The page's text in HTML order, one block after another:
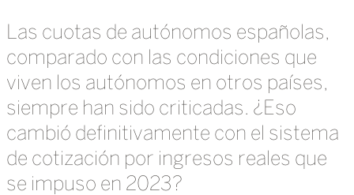
Las cuotas de autónomos españolas,
comparado con las condiciones que
viven los autónomos en otros países,
siempre han sido criticadas. ¿Eso
cambió definitivamente con el sistema
de cotización por ingresos reales que
se impuso en 2023?